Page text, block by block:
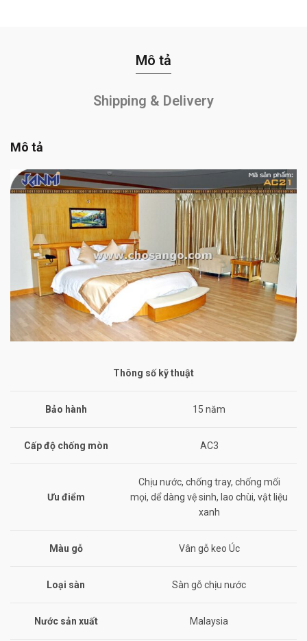
Mô tả
Shipping & Delivery
Mô tả
Thông số kỹ thuật
Bảo hành 15 năm
Cấp độ chống mòn AC3
Ưu điểm
Chịu nước, chống tray, chống mối
mọi, dể dàng vệ sinh, lao chùi, vật liệu
xanh
Màu gỗ Vân gỗ keo Úc
Loại sàn Sàn gỗ chịu nước
Nước sản xuất Malaysia